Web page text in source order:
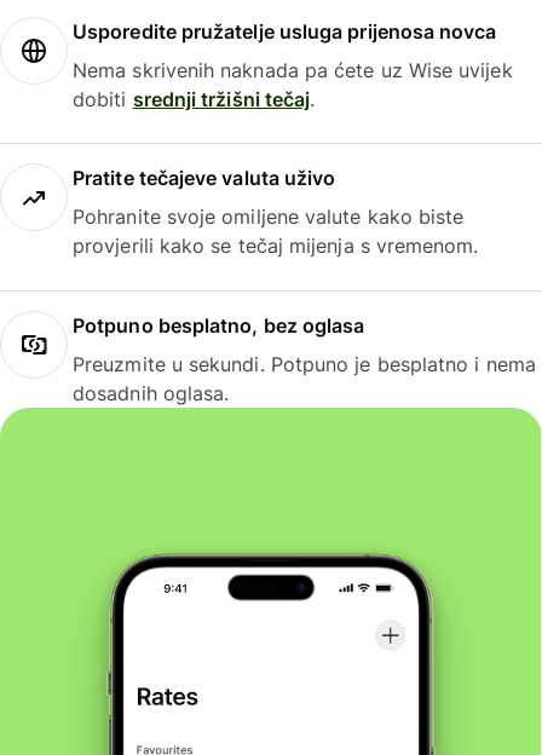
Usporedite pružatelje usluga prijenosa novca
Nema skrivenih naknada pa ćete uz Wise uvijek
dobiti srednji tržišni tečaj.
Pratite tečajeve valuta uživo
Pohranite svoje omiljene valute kako biste
provjerili kako se tečaj mijenja s vremenom.
Potpuno besplatno, bez oglasa
Preuzmite u sekundi. Potpuno je besplatno i nema
dosadnih oglasa.